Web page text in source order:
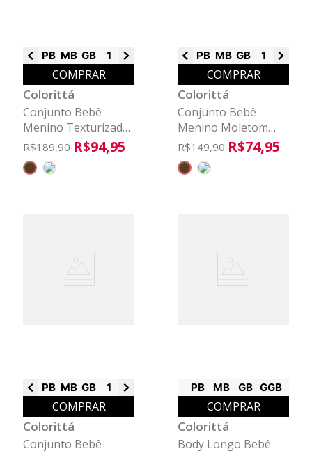
PB MB GB 1 2
COMPRAR
Colorittá
Conjunto Bebê
Menino Texturizado
Capuz Colorittá
Marrom
R$189,90 R$94,95
PB MB GB 1 2
COMPRAR
Colorittá
Conjunto Bebê
Menino Moletom
Com Puff Colorittá
Marrom
R$149,90 R$74,95
PB MB GB 1 2
COMPRAR
Colorittá
Conjunto Bebê
PB MB GB GGB
COMPRAR
Colorittá
Body Longo Bebê